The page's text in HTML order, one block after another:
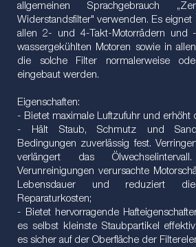
allgemeinen Sprachgebrauch
Widerstandsfilter" verwenden. Es eignet
allen 2- und 4-Takt-Motorrädern und
wassergekühlten Motoren sowie in
die solche Filter normalerweise
eingebaut werden.
Eigenschaften:
- Bietet maximale Luftzufuhr und erhöht
- Hält Staub, Schmutz und
Bedingungen zuverlässig fest.
verlängert das
Verunreinigungen verursachte
Lebensdauer und reduziert
Reparaturkosten;
- Bietet hervorragende
es selbst kleinste Staubpartikel
es sicher auf der Oberfläche der